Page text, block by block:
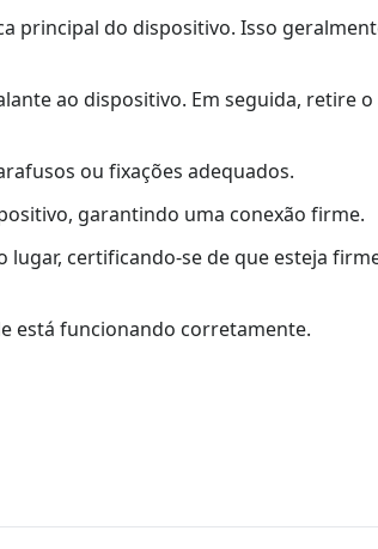
principal do dispositivo. Isso
ao dispositivo. Em seguida, retire
ou fixações adequados.
garantindo uma conexão firme.
lugar, certificando-se de que esteja
está funcionando corretamente.